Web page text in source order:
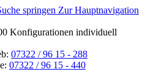
springen Zur Hauptnavigation
Konfigurationen individuell
07322 / 96 15 - 288
07322 / 96 15 - 440